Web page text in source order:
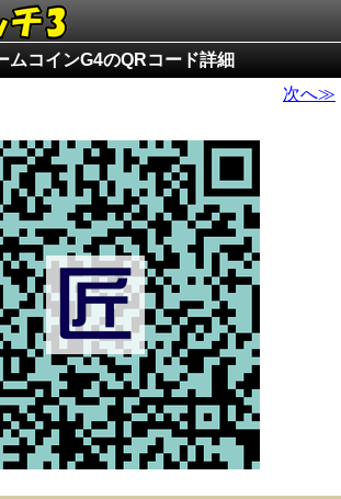
ムコインG4のQRコード詳細
次へ≫